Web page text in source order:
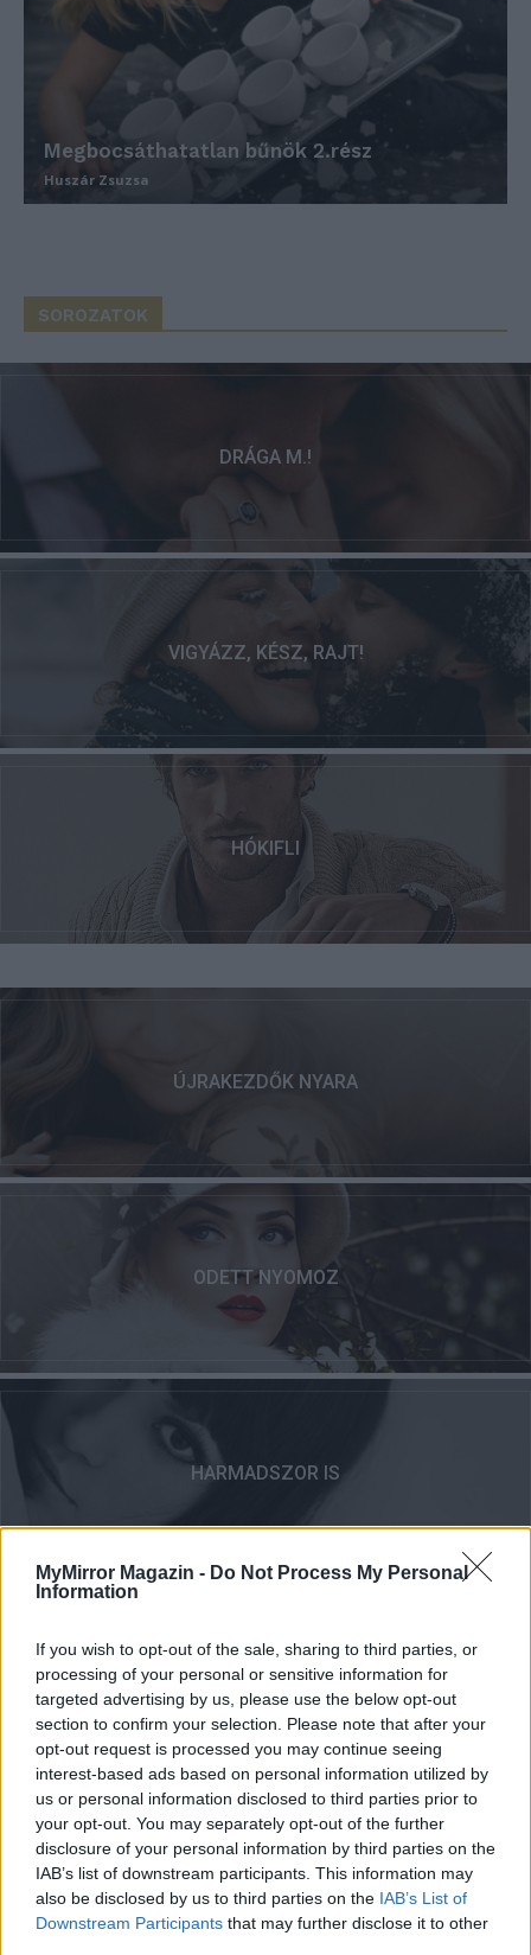
MyMirror Magazin - Do Not Process My Personal
Information
If you wish to opt-out of the sale, sharing to third parties, or
processing of your personal or sensitive information for
targeted advertising by us, please use the below opt-out
section to confirm your selection. Please note that after your
opt-out request is processed you may continue seeing
interest-based ads based on personal information utilized by
us or personal information disclosed to third parties prior to
your opt-out. You may separately opt-out of the further
disclosure of your personal information by third parties on the
IAB’s list of downstream participants. This information may
also be disclosed by us to third parties on the IAB’s List of
Downstream Participants that may further disclose it to other
Megbocsáthatatlan bűnök 2.rész
Huszár Zsuzsa
SOROZATOK
DRÁGA M.!
VIGYÁZZ, KÉSZ, RAJT!
HÓKIFLI
ÚJRAKEZDŐK NYARA
ODETT NYOMOZ
HARMADSZOR IS
FAHÉJ ÉS SZERELEM
MEGCSALTAK, MEGCSALTALAK...